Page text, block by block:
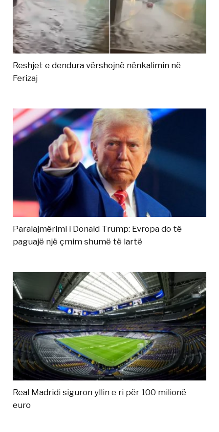
Reshjet e dendura vërshojnë nënkalimin në
Ferizaj
Paralajmërimi i Donald Trump: Evropa do të
paguajë një çmim shumë të lartë
Real Madridi siguron yllin e ri për 100 milionë
euro